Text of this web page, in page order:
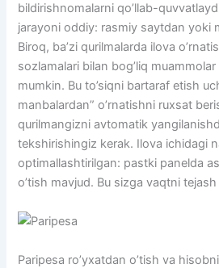
bildirishnomalarni qo’llab-
jarayoni oddiy: rasmiy saytdan yoki
Biroq, ba’zi qurilmalarda ilova
sozlamalari bilan bog’liq
mumkin. Bu to’siqni bartaraf etish
manbalardan” o’rnatishni ruxsat
qurilmangizni avtomatik
tekshirishingiz kerak. Ilova ichidagi
optimallashtirilgan: pastki panelda
o’tish mavjud. Bu sizga vaqtni
Paripesa ro’yxatdan o’tish va